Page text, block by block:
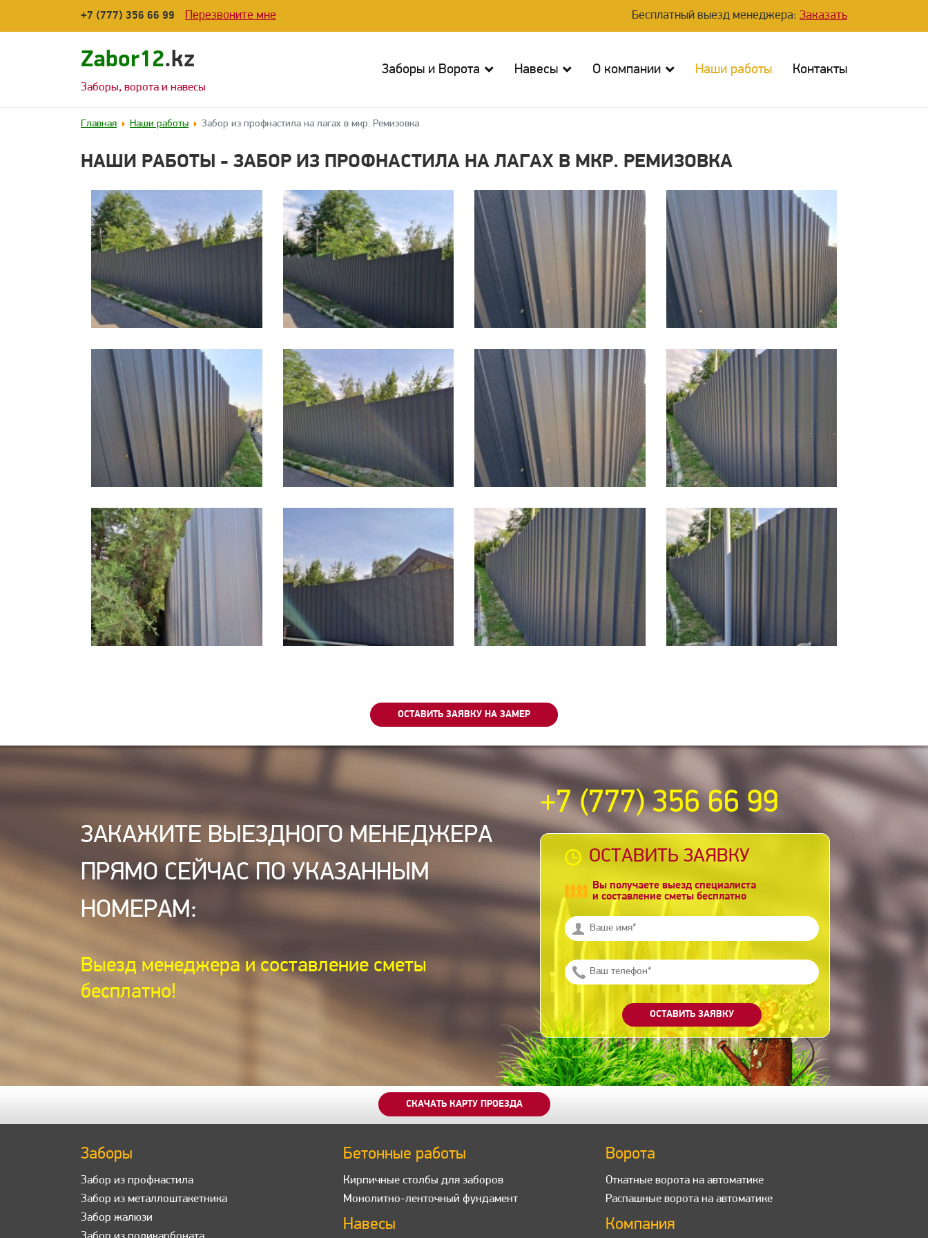
+7 (777) 356 66 99 Перезвоните мне Бесплатный выезд менеджера: Заказать
Zabor12.kz
Заборы, ворота и навесы
Заборы и Ворота Навесы О компании Наши работы Контакты
Главная Наши работы Забор из профнастила на лагах в мкр. Ремизовка
НАШИ РАБОТЫ - ЗАБОР ИЗ ПРОФНАСТИЛА НА ЛАГАХ В МКР. РЕМИЗОВКА
ОСТАВИТЬ ЗАЯВКУ НА ЗАМЕР
ЗАКАЖИТЕ ВЫЕЗДНОГО МЕНЕДЖЕРА
ПРЯМО СЕЙЧАС ПО УКАЗАННЫМ
НОМЕРАМ:
Выезд менеджера и составление сметы
бесплатно!
+7 (777) 356 66 99
ОСТАВИТЬ ЗАЯВКУ
Вы получаете выезд специалиста
и составление сметы бесплатно
ОСТАВИТЬ ЗАЯВКУ
СКАЧАТЬ КАРТУ ПРОЕЗДА
Заборы
Забор из профнастила
Забор из металлоштакетника
Забор жалюзи
Бетонные работы
Кирпичные столбы для заборов
Монолитно-ленточный фундамент
Навесы
Ворота
Откатные ворота на автоматике
Распашные ворота на автоматике
Компания